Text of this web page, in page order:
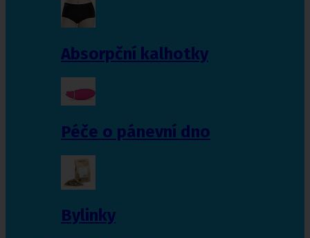
Absorpční kalhotky
Péče o pánevní dno
Bylinky